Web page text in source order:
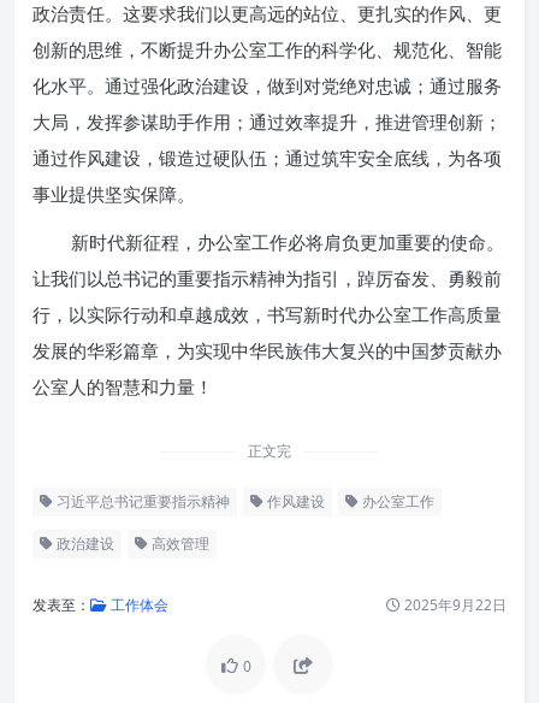
政治责任。这要求我们以更高远的站位、更扎实的作风、更
创新的思维，不断提升办公室工作的科学化、规范化、智能
化水平。通过强化政治建设，做到对党绝对忠诚；通过服务
大局，发挥参谋助手作用；通过效率提升，推进管理创新；
通过作风建设，锻造过硬队伍；通过筑牢安全底线，为各项
事业提供坚实保障。
新时代新征程，办公室工作必将肩负更加重要的使命。
让我们以总书记的重要指示精神为指引，踔厉奋发、勇毅前
行，以实际行动和卓越成效，书写新时代办公室工作高质量
发展的华彩篇章，为实现中华民族伟大复兴的中国梦贡献办
公室人的智慧和力量！
正文完
习近平总书记重要指示精神 作风建设 办公室工作
政治建设 高效管理
发表至： 工作体会 2025年9月22日
0
深刻领会重要指示精神的丰富内